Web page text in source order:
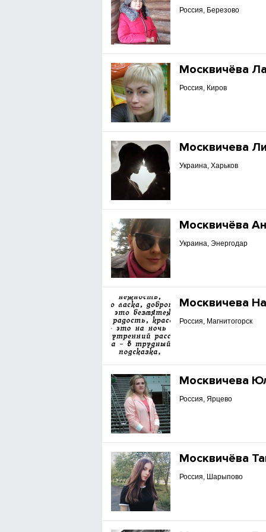
Россия, Березово
Москвичёва
Россия, Киров
Москвичева
Украина, Харьков
Москвичёва
Украина, Энергодар
Москвичева
Россия, Магнитогорск
Москвичева
Россия, Ярцево
Москвичёва
Россия, Шарыпово